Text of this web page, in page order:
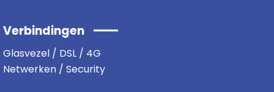
Verbindingen
Glasvezel / DSL / 4G
Netwerken / Security